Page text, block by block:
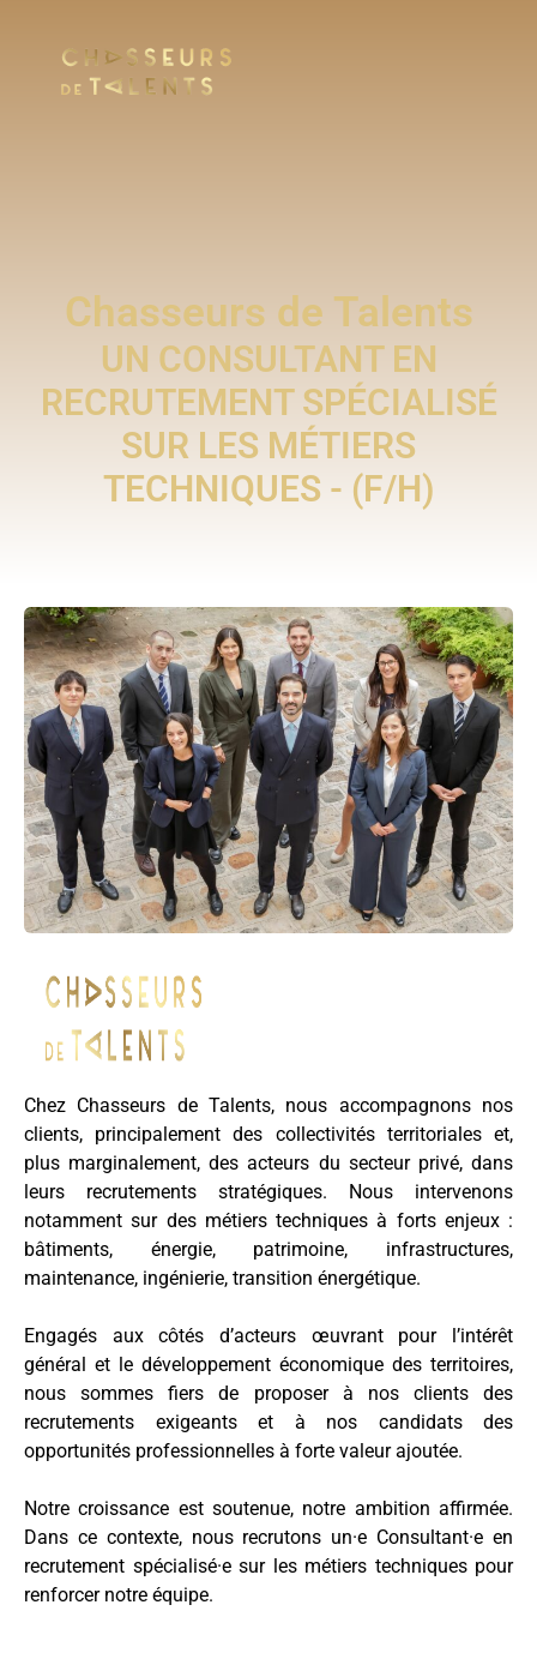
Chasseurs de Talents
UN CONSULTANT EN
RECRUTEMENT SPÉCIALISÉ
SUR LES MÉTIERS
TECHNIQUES - (F/H)
Chez Chasseurs de Talents, nous accompagnons nos
clients, principalement des collectivités territoriales et,
plus marginalement, des acteurs du secteur privé, dans
leurs recrutements stratégiques. Nous intervenons
notamment sur des métiers techniques à forts enjeux :
bâtiments, énergie, patrimoine, infrastructures,
maintenance, ingénierie, transition énergétique.
Engagés aux côtés d’acteurs œuvrant pour l’intérêt
général et le développement économique des territoires,
nous sommes fiers de proposer à nos clients des
recrutements exigeants et à nos candidats des
opportunités professionnelles à forte valeur ajoutée.
Notre croissance est soutenue, notre ambition affirmée.
Dans ce contexte, nous recrutons un·e Consultant·e en
recrutement spécialisé·e sur les métiers techniques pour
renforcer notre équipe.